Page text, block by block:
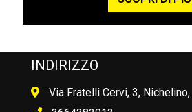
INDIRIZZO
Via Fratelli Cervi, 3, Nichelino,